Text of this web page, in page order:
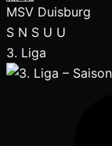
MSV Duisburg
S N S U U
3. Liga